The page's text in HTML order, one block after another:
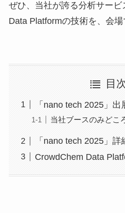
ぜひ、当社が誇る分析サービ
Data Platformの技術を、会場
目
「nano tech 2025」出
当社ブースのみどこ
「nano tech 2025」詳
CrowdChem Data